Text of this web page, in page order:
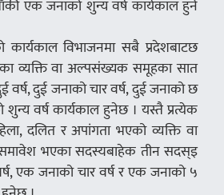
एक जनाको शुन्य वर्ष कार्यकाल हुने
कार्यकाल विभाजनमा सबै प्रदेशबाटछ
व्यक्ति वा अल्पसंख्यक समूहका सात
दुई जनाको चार वर्ष, दुई जनाको छ
शुन्य वर्ष कार्यकाल हुनेछ । यस्तै प्रत्येक
दलित र अपांगता भएको व्यक्ति वा
भएका सदस्यबाहेक तीन सदस्इ
एक जनाको चार वर्ष र एक जनाको ५